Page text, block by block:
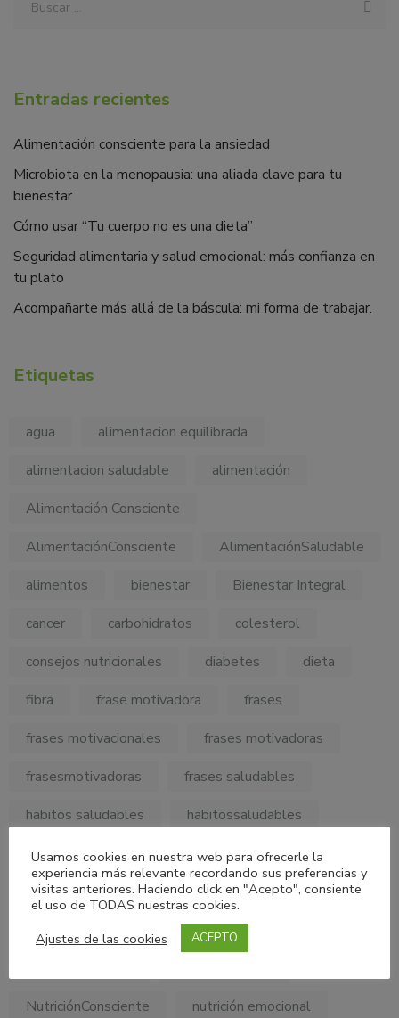
Entradas recientes
Alimentación consciente para la ansiedad
Microbiota en la menopausia: una aliada clave para tu
bienestar
Cómo usar “Tu cuerpo no es una dieta”
Seguridad alimentaria y salud emocional: más confianza en
tu plato
Acompañarte más allá de la báscula: mi forma de trabajar.
Etiquetas
agua
alimentacion equilibrada
alimentacion saludable
alimentación
Alimentación Consciente
AlimentaciónConsciente
AlimentaciónSaludable
alimentos
bienestar
Bienestar Integral
cancer
carbohidratos
colesterol
consejos nutricionales
diabetes
dieta
fibra
frase motivadora
frases
frases motivacionales
frases motivadoras
frasesmotivadoras
frases saludables
habitos saludables
habitossaludables
hábitos alimentarios
minerales
MyPersonalDietConsulting
My Personal Diet Consulting
NutriciónConsciente
nutrición emocional
Usamos cookies en nuestra web para ofrecerle la
experiencia más relevante recordando sus preferencias y
visitas anteriores. Haciendo click en "Acepto", consiente
el uso de TODAS nuestras cookies.
Ajustes de las cookies
ACEPTO